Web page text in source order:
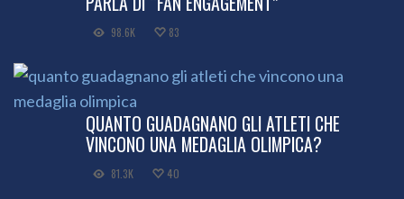
98.6K 83
QUANTO GUADAGNANO GLI ATLETI CHE
VINCONO UNA MEDAGLIA OLIMPICA?
81.3K 40